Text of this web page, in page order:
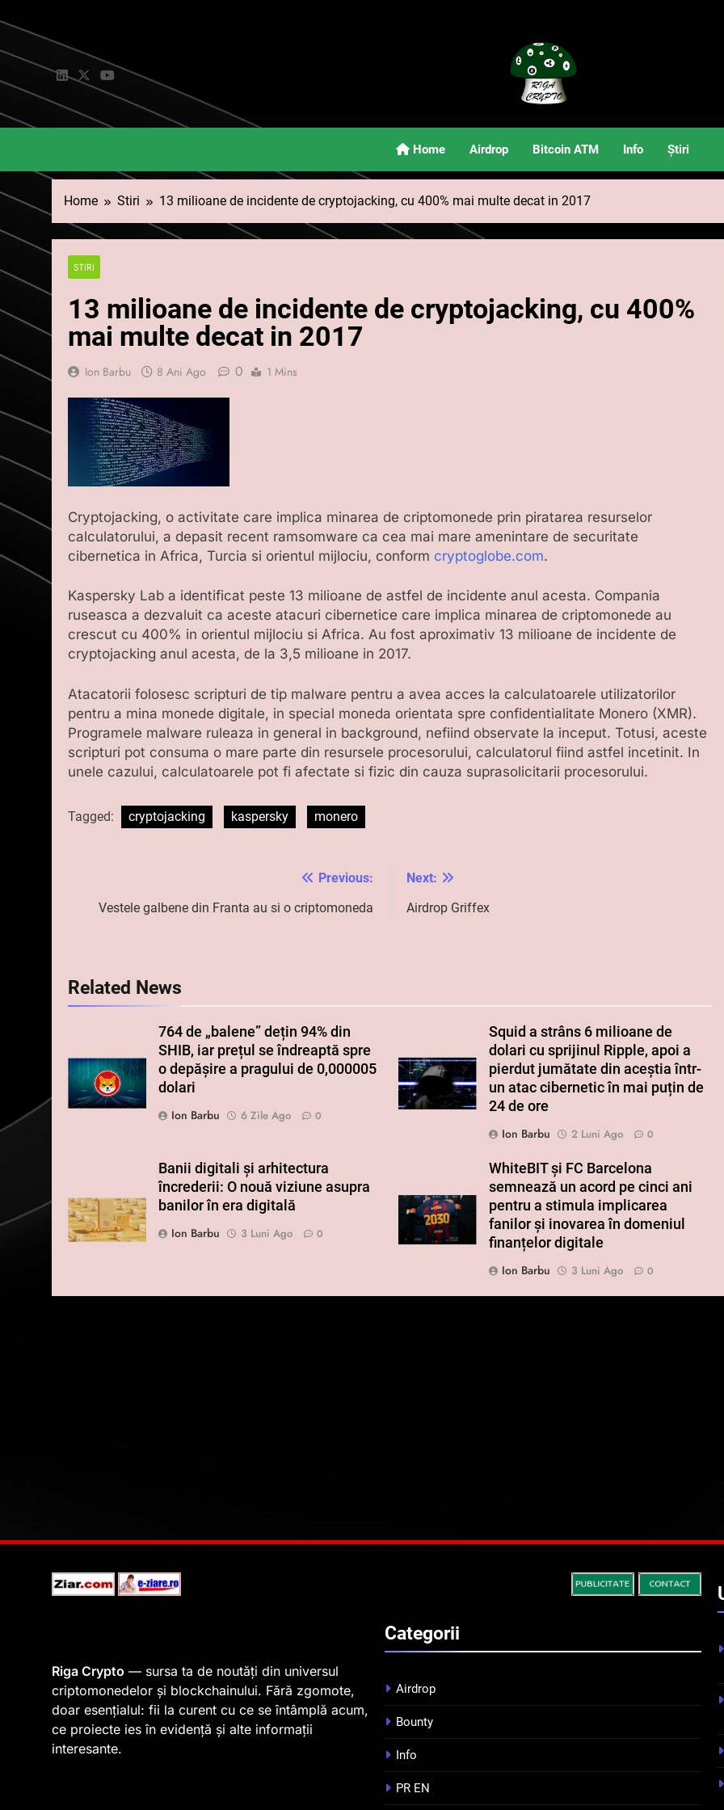
to
content
Riga Crypto
Știri Și Informații Despre Criptomonede.
Home Airdrop Bitcoin ATM Info Știri
Home Stiri 13 milioane de incidente de cryptojacking, cu 400% mai multe decat in 2017
STIRI
13 milioane de incidente de cryptojacking, cu 400%
mai multe decat in 2017
Ion Barbu 8 Ani Ago 0 1 Mins
Cryptojacking, o activitate care implica minarea de criptomonede prin piratarea resurselor
calculatorului, a depasit recent ramsomware ca cea mai mare amenintare de securitate
cibernetica in Africa, Turcia si orientul mijlociu, conform cryptoglobe.com.
Kaspersky Lab a identificat peste 13 milioane de astfel de incidente anul acesta. Compania
ruseasca a dezvaluit ca aceste atacuri cibernetice care implica minarea de criptomonede au
crescut cu 400% in orientul mijlociu si Africa. Au fost aproximativ 13 milioane de incidente de
cryptojacking anul acesta, de la 3,5 milioane in 2017.
Atacatorii folosesc scripturi de tip malware pentru a avea acces la calculatoarele utilizatorilor
pentru a mina monede digitale, in special moneda orientata spre confidentialitate Monero (XMR).
Programele malware ruleaza in general in background, nefiind observate la inceput. Totusi, aceste
scripturi pot consuma o mare parte din resursele procesorului, calculatorul fiind astfel incetinit. In
unele cazului, calculatoarele pot fi afectate si fizic din cauza suprasolicitarii procesorului.
Tagged: cryptojacking kaspersky monero
în
Previous:
Vestele galbene din Franta au si o criptomoneda
Next:
Airdrop Griffex
Related News
764 de „balene” dețin 94% din
SHIB, iar prețul se îndreaptă spre
o depășire a pragului de 0,000005
dolari
Ion Barbu
6 Zile Ago 0
Squid a strâns 6 milioane de
dolari cu sprijinul Ripple, apoi a
pierdut jumătate din aceștia într-
un atac cibernetic în mai puțin de
24 de ore
Ion Barbu
2 Luni Ago 0
Banii digitali și arhitectura
încrederii: O nouă viziune asupra
banilor în era digitală
Ion Barbu
3 Luni Ago 0
WhiteBIT și FC Barcelona
semnează un acord pe cinci ani
pentru a stimula implicarea
fanilor și inovarea în domeniul
finanțelor digitale
Ion Barbu
3 Luni Ago 0
Riga Crypto — sursa ta de noutăți din universul
criptomonedelor și blockchainului. Fără zgomote,
doar esențialul: fii la curent cu ce se întâmplă acum,
ce proiecte ies în evidență și alte informații
interesante.
Categorii
Airdrop
Bounty
Info
PR EN